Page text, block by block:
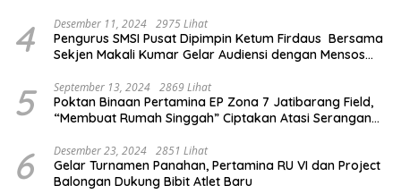
4 Desember 11, 2024 2975 Lihat
Pengurus SMSI Pusat Dipimpin Ketum Firdaus Bersama
Sekjen Makali Kumar Gelar Audiensi dengan Mensos
5 September 13, 2024 2869 Lihat
Poktan Binaan Pertamina EP Zona 7 Jatibarang Field,
“Membuat Rumah Singgah” Ciptakan Atasi Serangan
6 Desember 23, 2024 2851 Lihat
Gelar Turnamen Panahan, Pertamina RU VI dan Project
Balongan Dukung Bibit Atlet Baru